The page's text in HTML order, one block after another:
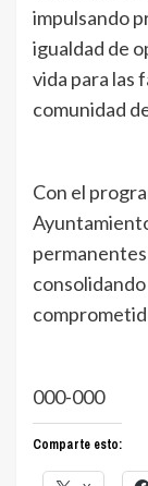
impulsando
igualdad de
vida para las
comunidad
Con el
permanentes
000-000
Comparte esto: